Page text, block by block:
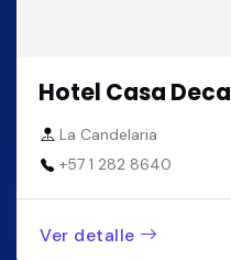
Hotel Casa Deca
La Candelaria
+57 1 282 8640
Ver detalle